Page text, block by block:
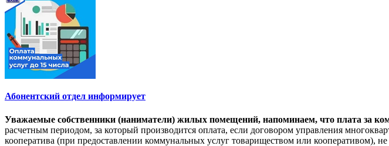
Абонентский отдел информирует
Уважаемые собственники (наниматели) жилых помещений, напоминаем, что плата за
расчетным периодом, за который производится оплата, если договором управления
кооператива (при предоставлении коммунальных услуг товариществом или кооперативом),